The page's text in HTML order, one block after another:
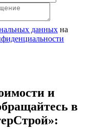
данных на
и
в